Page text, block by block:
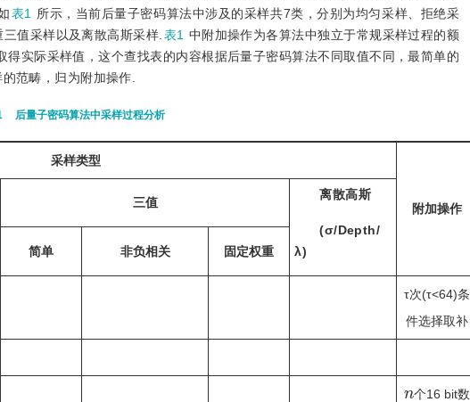
表1
所示，当前后量子密码算法中涉及的采样共7类，分别为均匀采样、拒绝采
值采样以及离散高斯采样. 表1 中附加操作为各算法中独立于常规采样过程的额
实际采样值，这个查找表的内容根据后量子密码算法不同取值不同，最简单的
范畴，归为附加操作.
后量子密码算法中采样过程分析
采样类型
附加操作
三值
离散高斯
(σ/Depth/
λ)
简单 非负相关 固定权重
τ次(τ<64)条
件选择取补
个16 bit数